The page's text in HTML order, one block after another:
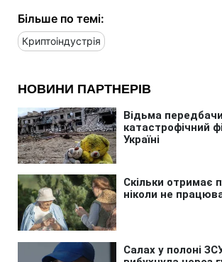
Більше по темі:
Криптоіндустрія